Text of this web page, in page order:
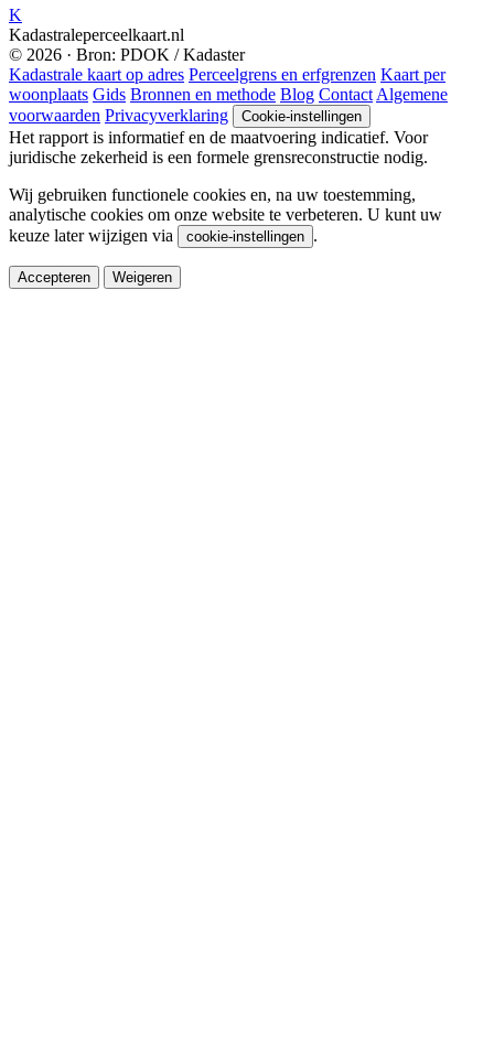
K
Kadastraleperceelkaart.nl
© 2026 · Bron: PDOK / Kadaster
Kadastrale kaart op adres Perceelgrens en erfgrenzen Kaart per
woonplaats Gids Bronnen en methode Blog Contact Algemene
voorwaarden Privacyverklaring Cookie-instellingen
Het rapport is informatief en de maatvoering indicatief. Voor
juridische zekerheid is een formele grensreconstructie nodig.
Wij gebruiken functionele cookies en, na uw toestemming,
analytische cookies om onze website te verbeteren. U kunt uw
keuze later wijzigen via
cookie-instellingen .
Accepteren Weigeren